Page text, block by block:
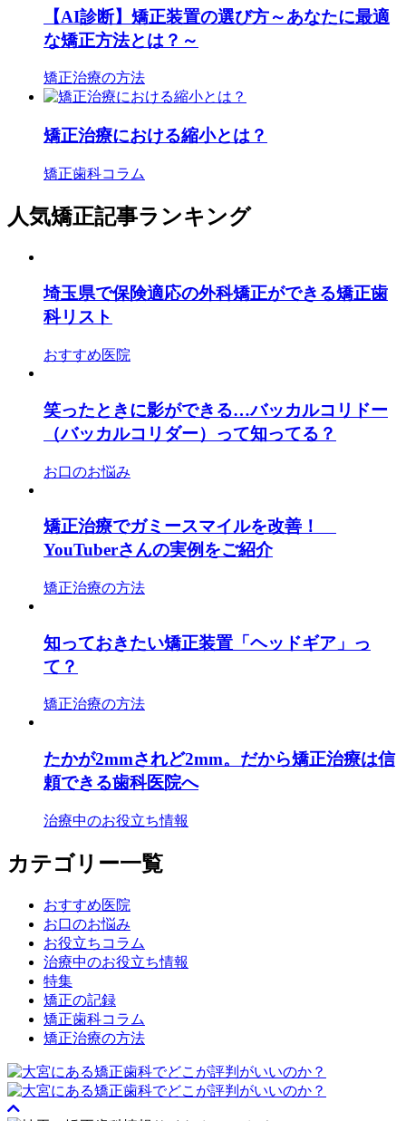
【AI診断】矯正装置の選び方～あなたに最適
な矯正方法とは？～
矯正治療の方法
矯正治療における縮小とは？
矯正歯科コラム
人気矯正記事ランキング
埼玉県で保険適応の外科矯正ができる矯正歯
科リスト
おすすめ医院
笑ったときに影ができる…バッカルコリドー
（バッカルコリダー）って知ってる？
お口のお悩み
矯正治療でガミースマイルを改善！
YouTuberさんの実例をご紹介
矯正治療の方法
知っておきたい矯正装置「ヘッドギア」っ
て？
矯正治療の方法
たかが2mmされど2mm。だから矯正治療は信
頼できる歯科医院へ
治療中のお役立ち情報
カテゴリー一覧
おすすめ医院
お口のお悩み
お役立ちコラム
治療中のお役立ち情報
特集
矯正の記録
矯正歯科コラム
矯正治療の方法